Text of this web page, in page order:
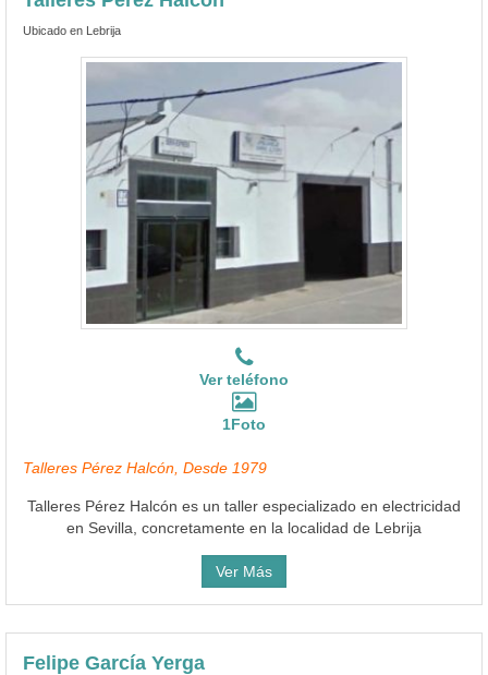
Ubicado en Lebrija
Ver teléfono
1Foto
Talleres Pérez Halcón, Desde 1979
Talleres Pérez Halcón es un taller especializado en electricidad
en Sevilla, concretamente en la localidad de Lebrija
Ver Más
Felipe García Yerga